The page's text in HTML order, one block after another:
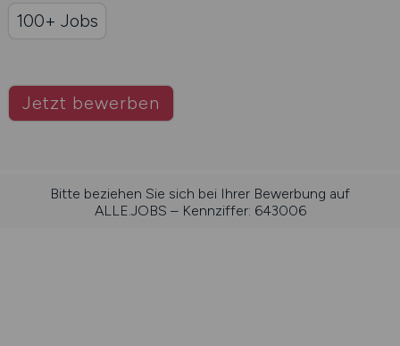
Jetzt bewerben
100+ Jobs
Bitte beziehen Sie sich bei Ihrer Bewerbung auf
ALLE.JOBS – Kennziffer: 643006